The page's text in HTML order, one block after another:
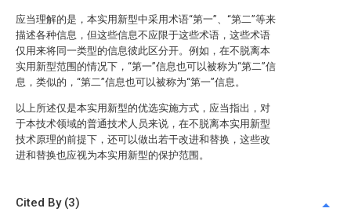
应当理解的是，本实用新型中采用术语“第一”、“第二”等来
描述各种信息，但这些信息不应限于这些术语，这些术语
仅用来将同一类型的信息彼此区分开。例如，在不脱离本
实用新型范围的情况下，“第一”信息也可以被称为“第二”信
息，类似的，“第二”信息也可以被称为“第一”信息。
以上所述仅是本实用新型的优选实施方式，应当指出，对
于本技术领域的普通技术人员来说，在不脱离本实用新型
技术原理的前提下，还可以做出若干改进和替换，这些改
进和替换也应视为本实用新型的保护范围。
Cited By (3)